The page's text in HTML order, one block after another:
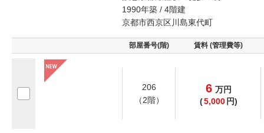
1990年築 / 4階建
京都市西京区川島東代町
部屋番号(階) 賃料 (管理費等)
206
（2階）
6 万円
(5,000 円)